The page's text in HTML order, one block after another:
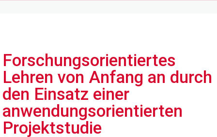
Forschungsorientiertes
Lehren von Anfang an durch
den Einsatz einer
anwendungsorientierten
Projektstudie